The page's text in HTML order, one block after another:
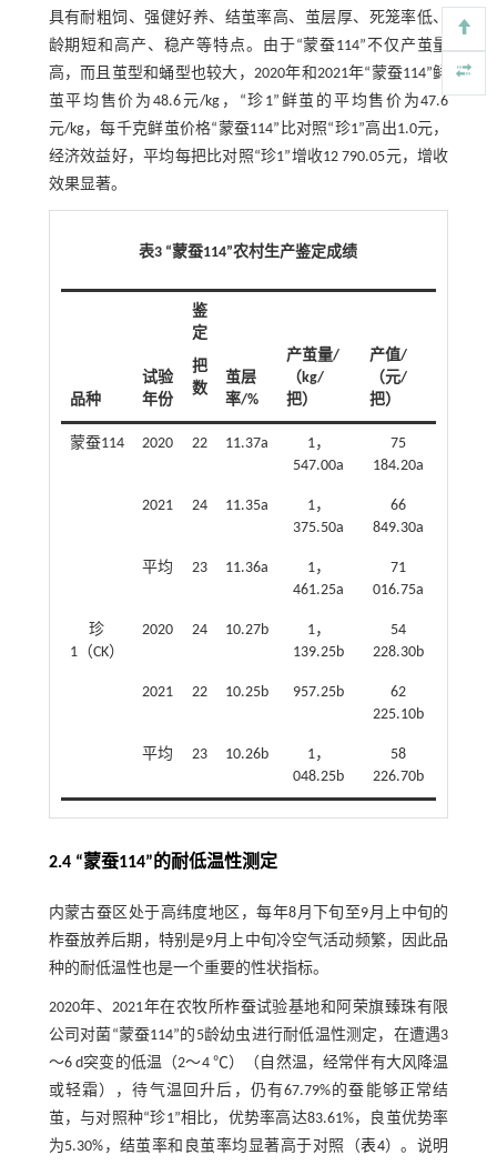
具有耐粗饲、强健好养、结茧率高、茧层厚、死笼率低、
龄期短和高产、稳产等特点。由于“蒙蚕114”不仅产茧量
高，而且茧型和蛹型也较大，2020年和2021年“蒙蚕114”鲜
茧平均售价为48.6元/kg，“珍1”鲜茧的平均售价为47.6
元/kg，每千克鲜茧价格“蒙蚕114”比对照“珍1”高出1.0元，
经济效益好，平均每把比对照“珍1”增收12 790.05元，增收
效果显著。
表3 “蒙蚕114”农村生产鉴定成绩
品种
试验
年份
鉴
定
把
数
茧层
率/%
产茧量/
（kg/
把）
产值/
（元/
把）
蒙蚕114 2020 22 11.37a
1，
547.00a
75
184.20a
2021 24 11.35a
1，
375.50a
66
849.30a
平均 23 11.36a
1，
461.25a
71
016.75a
珍
1（CK）
2020 24 10.27b
1，
139.25b
54
228.30b
2021 22 10.25b 957.25b
62
225.10b
平均 23 10.26b
1，
048.25b
58
226.70b
2.4 “蒙蚕114”的耐低温性测定
内蒙古蚕区处于高纬度地区，每年8月下旬至9月上中旬的
柞蚕放养后期，特别是9月上中旬冷空气活动频繁，因此品
种的耐低温性也是一个重要的性状指标。
2020年、2021年在农牧所柞蚕试验基地和阿荣旗臻珠有限
公司对菌“蒙蚕114”的5龄幼虫进行耐低温性测定，在遭遇3
～6 d突变的低温（2～4 ℃）（自然温，经常伴有大风降温
或轻霜），待气温回升后，仍有67.79%的蚕能够正常结
茧，与对照种“珍1”相比，优势率高达83.61%，良茧优势率
为5.30%，结茧率和良茧率均显著高于对照（表4）。说明